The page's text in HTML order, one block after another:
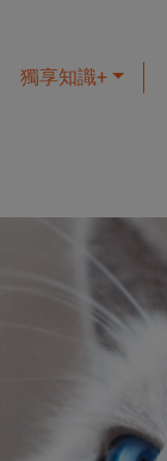
獨享知識+